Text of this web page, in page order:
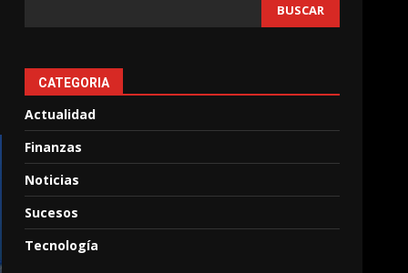
BUSCAR
CATEGORIA
Actualidad
Finanzas
Noticias
Sucesos
Tecnología